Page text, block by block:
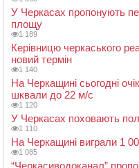
У Черкасах пропонують
площу
1 189
Керівницю черкаського
новий термін
1 140
На Черкащині сьогодні
шквали до 22 м/с
1 120
У Черкасах поховають
1 110
На Черкащині виграли 1
1 085
“Черкасиводоканал”